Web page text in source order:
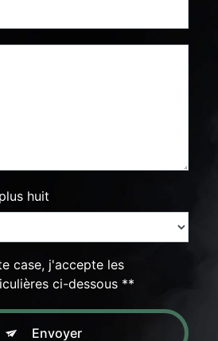
huit
case, j'accepte les
ci-dessous **
Envoyer